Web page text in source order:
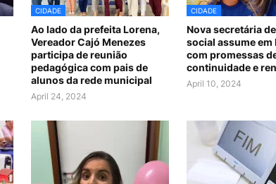
CIDADE
Ao lado da prefeita Lorena,
Vereador Cajó Menezes
participa de reunião
pedagógica com pais de
alunos da rede municipal
April 24, 2024
CIDADE
Nova secretária
social assume
com promessas
continuidade e
April 10, 2024